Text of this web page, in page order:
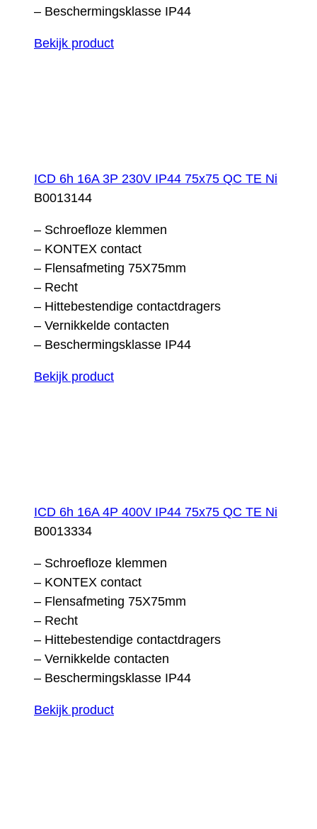
– Beschermingsklasse IP44
Bekijk product
ICD 6h 16A 3P 230V IP44 75x75 QC TE Ni
B0013144
– Schroefloze klemmen
– KONTEX contact
– Flensafmeting 75X75mm
– Recht
– Hittebestendige contactdragers
– Vernikkelde contacten
– Beschermingsklasse IP44
Bekijk product
ICD 6h 16A 4P 400V IP44 75x75 QC TE Ni
B0013334
– Schroefloze klemmen
– KONTEX contact
– Flensafmeting 75X75mm
– Recht
– Hittebestendige contactdragers
– Vernikkelde contacten
– Beschermingsklasse IP44
Bekijk product